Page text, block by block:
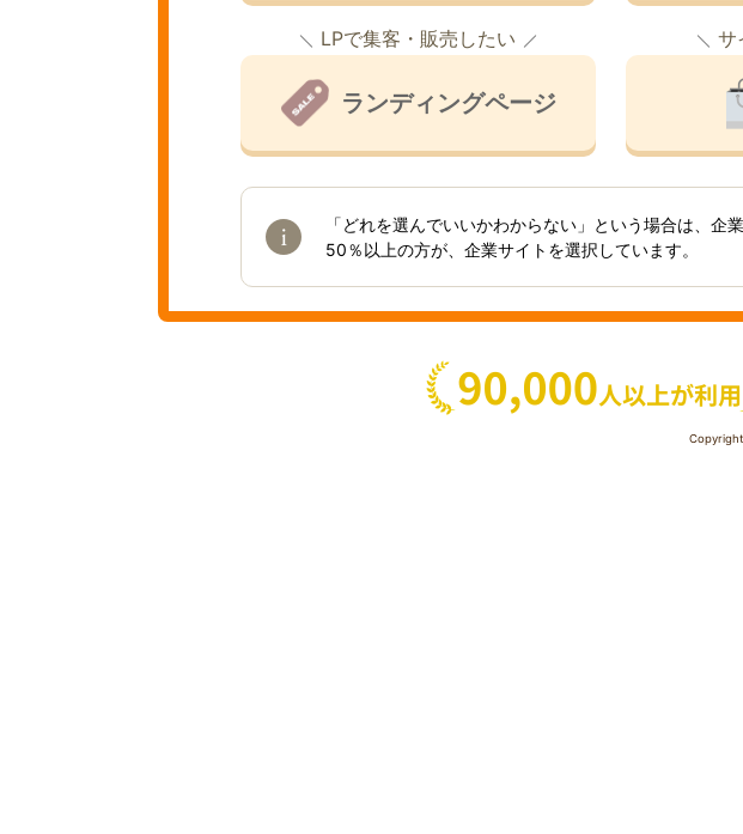
LPで集客・販売したい
ランディングページ
サ
「どれを選んでいいかわからない」という場合は、企
50％以上の方が、企業サイトを選択しています。